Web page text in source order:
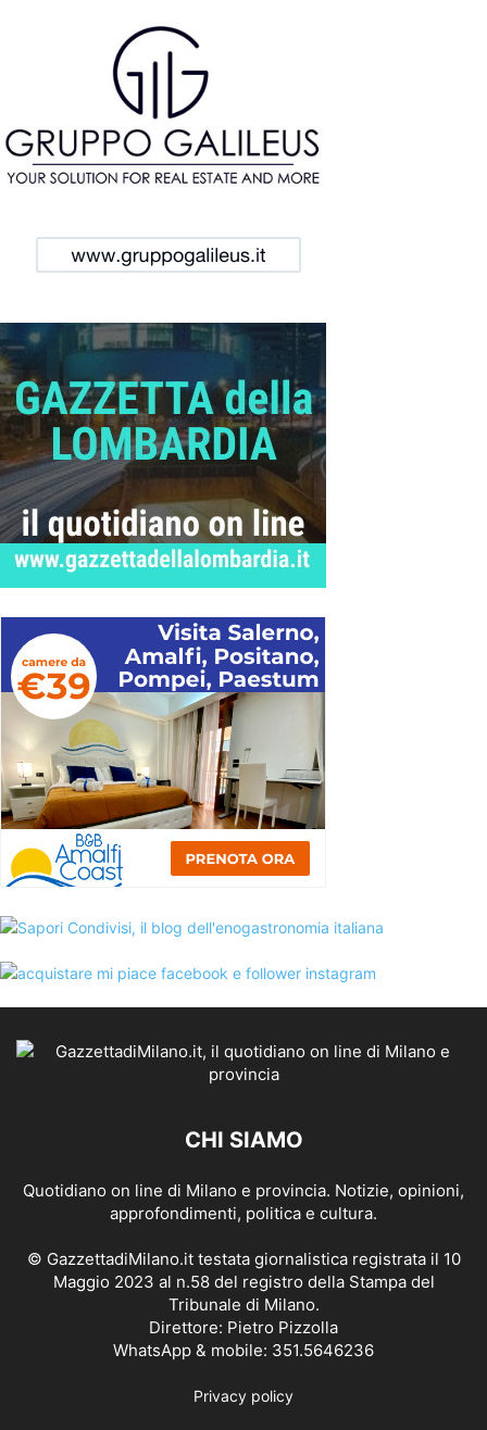
CHI SIAMO
Quotidiano on line di Milano e provincia. Notizie, opinioni,
approfondimenti, politica e cultura.
© GazzettadiMilano.it testata giornalistica registrata il 10
Maggio 2023 al n.58 del registro della Stampa del
Tribunale di Milano.
Direttore: Pietro Pizzolla
WhatsApp & mobile: 351.5646236
Privacy policy